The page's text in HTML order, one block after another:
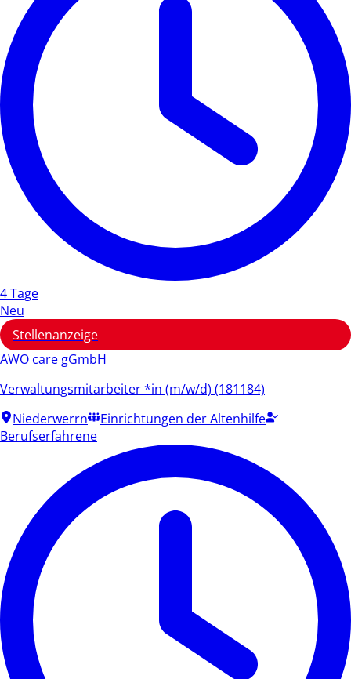
4 Tage
Neu
Stellenanzeige
AWO care gGmbH
Verwaltungsmitarbeiter *in (m/w/d) (181184)
Niederwerrn
Einrichtungen der Altenhilfe
Berufserfahrene